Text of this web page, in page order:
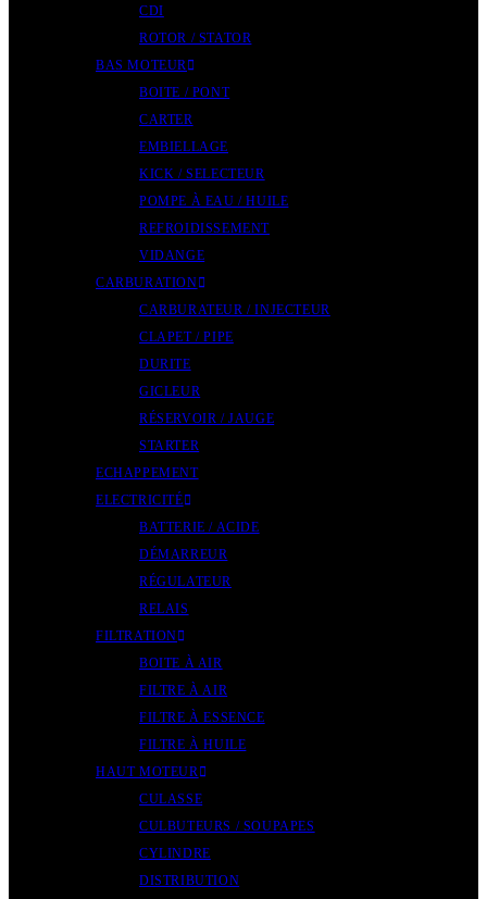
CDI
ROTOR / STATOR
BAS MOTEUR
BOITE / PONT
CARTER
EMBIELLAGE
KICK / SELECTEUR
POMPE À EAU / HUILE
REFROIDISSEMENT
VIDANGE
CARBURATION
CARBURATEUR / INJECTEUR
CLAPET / PIPE
DURITE
GICLEUR
RÉSERVOIR / JAUGE
STARTER
ECHAPPEMENT
ELECTRICITÉ
BATTERIE / ACIDE
DÉMARREUR
RÉGULATEUR
RELAIS
FILTRATION
BOITE À AIR
FILTRE À AIR
FILTRE À ESSENCE
FILTRE À HUILE
HAUT MOTEUR
CULASSE
CULBUTEURS / SOUPAPES
CYLINDRE
DISTRIBUTION